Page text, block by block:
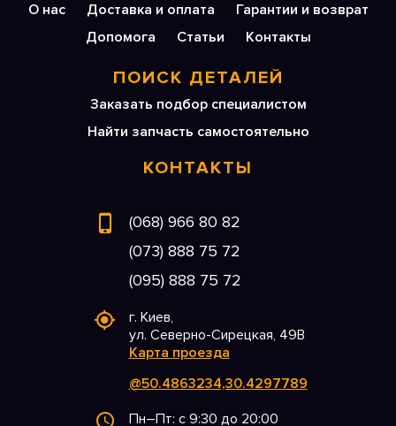
О нас Доставка и оплата
Гарантии и возврат
Допомога
Статьи Контакты
ПОИСК ДЕТАЛЕЙ
Заказать подбор специалистом
Найти запчасть самостоятельно
КОНТАКТЫ
(068) 966 80 82
(073) 888 75 72
(095) 888 75 72
г. Киев,
ул. Северно-Сирецкая, 49В
Карта проезда
@50.4863234,30.4297789
Пн–Пт: с 9:30 до 20:00